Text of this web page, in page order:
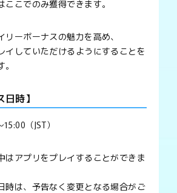
ここでのみ獲得できます。
リーボーナスの魅力を高め、
イしていただけるようにすることを
日時】
（JST）
アプリをプレイすることができま
は、予告なく変更となる場合がご